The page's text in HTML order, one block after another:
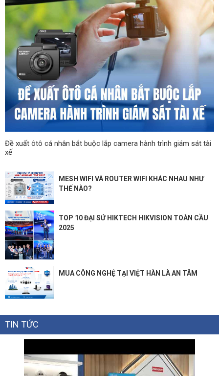
Đề xuất ôtô cá nhân bắt buộc lắp camera hành trình giám sát tài
xế
MESH WIFI VÀ ROUTER WIFI KHÁC NHAU NHƯ
THẾ NÀO?
TOP 10 ĐẠI SỨ HIKTECH HIKVISION TOÀN CẦU
2025
MUA CÔNG NGHỆ TẠI VIỆT HÀN LÀ AN TÂM
TIN TỨC